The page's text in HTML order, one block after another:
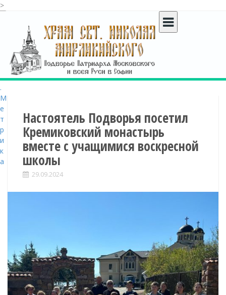
>
c
o
n
t
e
n
t
Настоятель Подворья посетил
Кремиковский монастырь
вместе с учащимися воскресной
школы
29.09.2024